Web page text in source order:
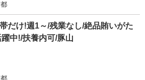
だけ!週1～/残業なし/絶品賄いがた
中!/扶養内可/豚山